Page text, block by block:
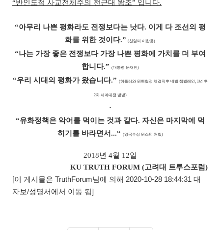
“반인도적 사교전체주의 전근대 왕조” 입니다.
“아무리 나쁜 평화라도 전쟁보다는 낫다. 이게 다 조선의 평
화를 위한 것이다.” (친일파 이완용)
“나는 가장 좋은 전쟁보다 가장 나쁜 평화에 가치를 더 부여
합니다.” (대통령 문재인)
“우리 시대의 평화가 왔습니다.” (히틀러와 뮌헨협정 체결직후 네빌 챔벌레인, 1년 후
2차 세계대전 발발)
·
“유화정책은 악어를 먹이는 것과 같다. 자신은 마지막에 먹
히기를 바라면서...“ (영국수상 윈스턴 처칠)
2018년 4월 12일
KU TRUTH FORUM (고려대 트루스포럼)
[이 게시물은 TruthForum님에 의해 2020-10-28 18:44:31 대
자보/성명서에서 이동 됨]